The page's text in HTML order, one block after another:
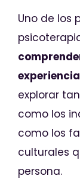
Uno de los
explorar
como los
como los
culturales
persona.